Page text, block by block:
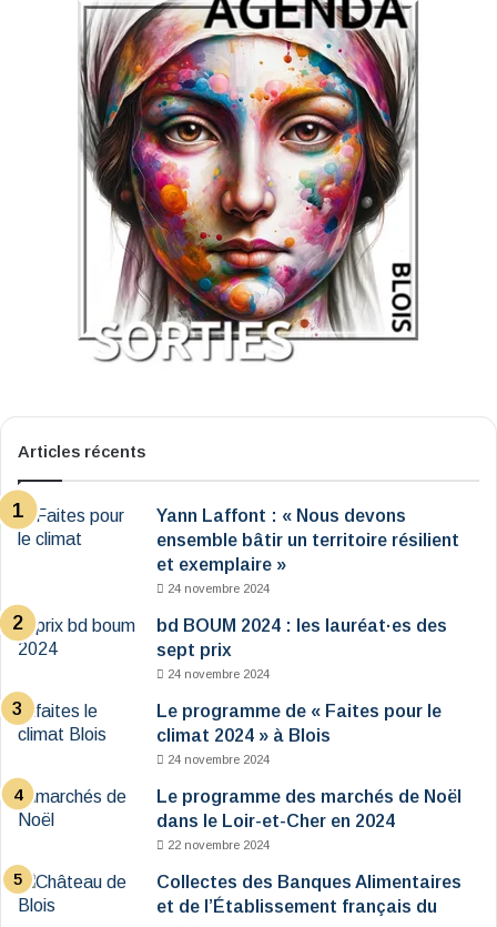
Articles récents
Yann Laffont : « Nous devons
ensemble bâtir un territoire résilient
et exemplaire »
24 novembre 2024
bd BOUM 2024 : les lauréat·es des
sept prix
24 novembre 2024
Le programme de « Faites pour le
climat 2024 » à Blois
24 novembre 2024
Le programme des marchés de Noël
dans le Loir-et-Cher en 2024
22 novembre 2024
Collectes des Banques Alimentaires
et de l’Établissement français du